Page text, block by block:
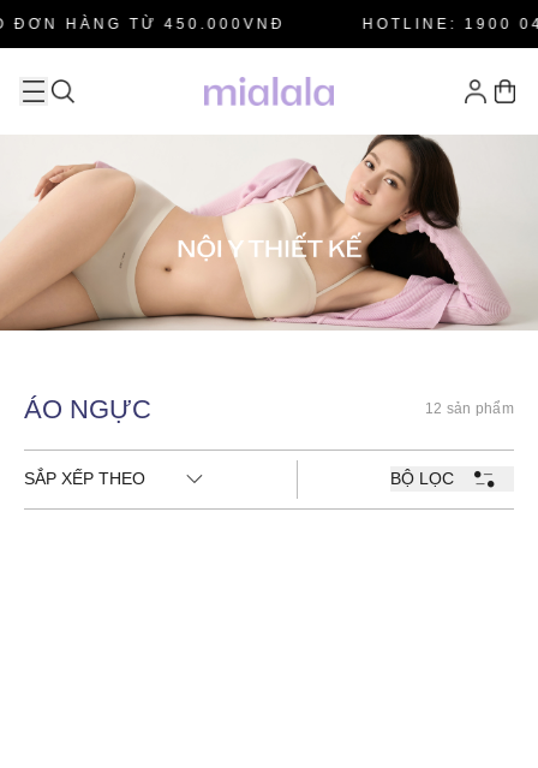
ĐƠN HÀNG TỪ 450.000VNĐ HOTLINE: 1900
ÁO NGỰC 12 sản phẩm
SẮP XẾP THEO BỘ LỌC